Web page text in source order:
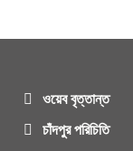
ওয়েব বৃত্তান্ত
চাঁদপুর পরিচিতি